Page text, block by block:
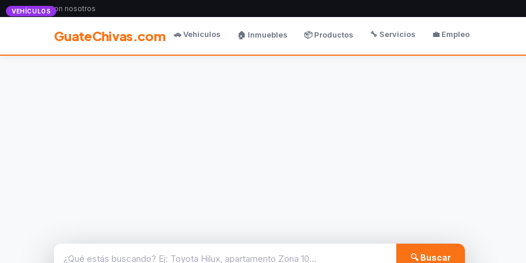
Anunciate con nosotros
GuateChivas.com 🚗 Vehículos 🏠 Inmuebles 📦 Productos 🔧 Servicios 💼 Empleo
🔍 Buscar
VEHÍCULOS